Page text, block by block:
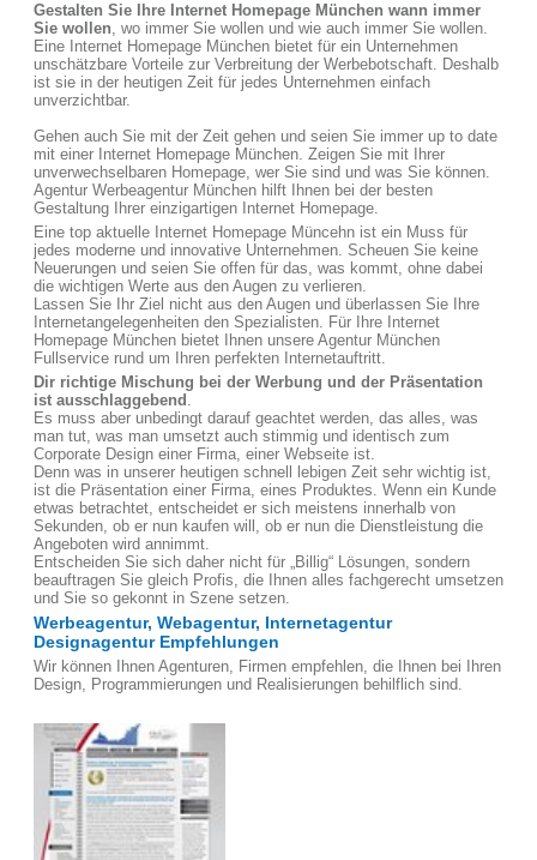
Gestalten Sie Ihre Internet Homepage München wann immer
Sie wollen, wo immer Sie wollen und wie auch immer Sie wollen.
Eine Internet Homepage München bietet für ein Unternehmen
unschätzbare Vorteile zur Verbreitung der Werbebotschaft. Deshalb
ist sie in der heutigen Zeit für jedes Unternehmen einfach
unverzichtbar.
Gehen auch Sie mit der Zeit gehen und seien Sie immer up to date
mit einer Internet Homepage München. Zeigen Sie mit Ihrer
unverwechselbaren Homepage, wer Sie sind und was Sie können.
Agentur Werbeagentur München hilft Ihnen bei der besten
Gestaltung Ihrer einzigartigen Internet Homepage.
Eine top aktuelle Internet Homepage Müncehn ist ein Muss für
jedes moderne und innovative Unternehmen. Scheuen Sie keine
Neuerungen und seien Sie offen für das, was kommt, ohne dabei
die wichtigen Werte aus den Augen zu verlieren.
Lassen Sie Ihr Ziel nicht aus den Augen und überlassen Sie Ihre
Internetangelegenheiten den Spezialisten. Für Ihre Internet
Homepage München bietet Ihnen unsere Agentur München
Fullservice rund um Ihren perfekten Internetauftritt.
Dir richtige Mischung bei der Werbung und der Präsentation
ist ausschlaggebend .
Es muss aber unbedingt darauf geachtet werden, das alles, was
man tut, was man umsetzt auch stimmig und identisch zum
Corporate Design einer Firma, einer Webseite ist.
Denn was in unserer heutigen schnell lebigen Zeit sehr wichtig ist,
ist die Präsentation einer Firma, eines Produktes. Wenn ein Kunde
etwas betrachtet, entscheidet er sich meistens innerhalb von
Sekunden, ob er nun kaufen will, ob er nun die Dienstleistung die
Angeboten wird annimmt.
Entscheiden Sie sich daher nicht für „Billig“ Lösungen, sondern
beauftragen Sie gleich Profis, die Ihnen alles fachgerecht umsetzen
und Sie so gekonnt in Szene setzen.
Werbeagentur, Webagentur, Internetagentur
Designagentur Empfehlungen
Wir können Ihnen Agenturen, Firmen empfehlen, die Ihnen bei Ihren
Design, Programmierungen und Realisierungen behilflich sind.